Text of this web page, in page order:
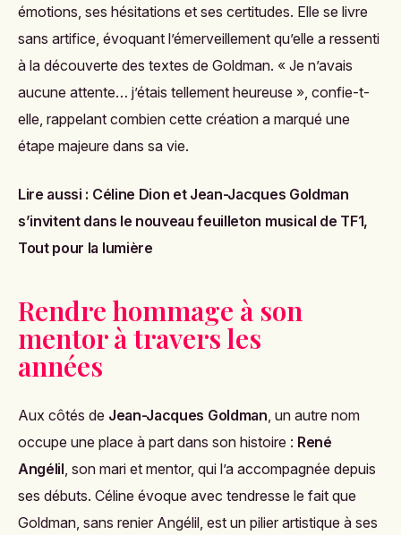
émotions, ses hésitations et ses certitudes. Elle se livre
sans artifice, évoquant l’émerveillement qu’elle a ressenti
à la découverte des textes de Goldman. « Je n’avais
aucune attente… j’étais tellement heureuse », confie-t-
elle, rappelant combien cette création a marqué une
étape majeure dans sa vie.
Lire aussi : Céline Dion et Jean-Jacques Goldman
s’invitent dans le nouveau feuilleton musical de TF1,
Tout pour la lumière
Rendre hommage à son
mentor à travers les
années
Aux côtés de Jean-Jacques Goldman, un autre nom
occupe une place à part dans son histoire : René
Angélil, son mari et mentor, qui l’a accompagnée depuis
ses débuts. Céline évoque avec tendresse le fait que
Goldman, sans renier Angélil, est un pilier artistique à ses